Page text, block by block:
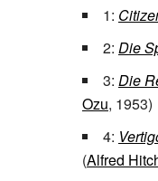
1:
2: Die
3: Die
Ozu, 1953)
4:
(Alfred